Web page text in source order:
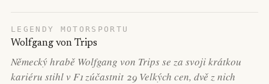
LEGENDY MOTORSPORTU
Wolfgang von Trips
Německý hrabě Wolfgang von Trips se za svoji krátkou
kariéru stihl v F1 zúčastnit 29 Velkých cen, dvě z nich